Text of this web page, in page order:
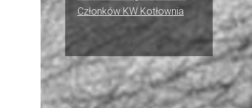
Członków KW Kotłownia